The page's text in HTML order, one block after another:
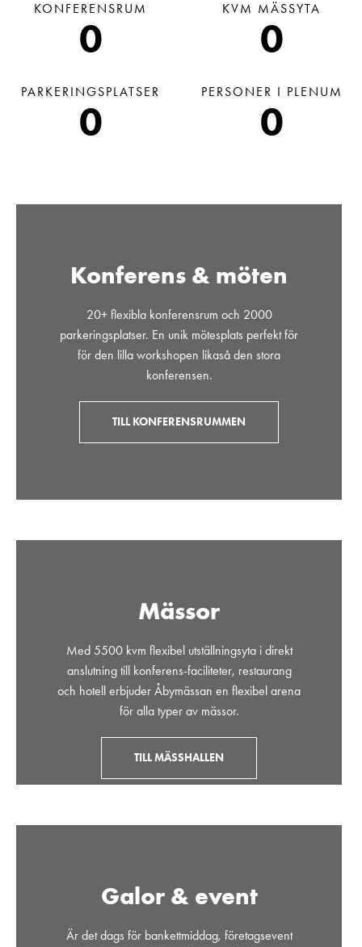
KONFERENSRUM
0
KVM MÄSSYTA
0
PARKERINGSPLATSER
0
PERSONER I PLENUM
0
Konferens & möten
20+ flexibla konferensrum och 2000
parkeringsplatser. En unik mötesplats perfekt för
för den lilla workshopen likaså den stora
konferensen.
TILL KONFERENSRUMMEN
Mässor
Med 5500 kvm flexibel utställningsyta i direkt
anslutning till konferens-faciliteter, restaurang
och hotell erbjuder Åbymässan en flexibel arena
för alla typer av mässor.
TILL MÄSSHALLEN
Galor & event
Är det dags för bankettmiddag, företagsevent